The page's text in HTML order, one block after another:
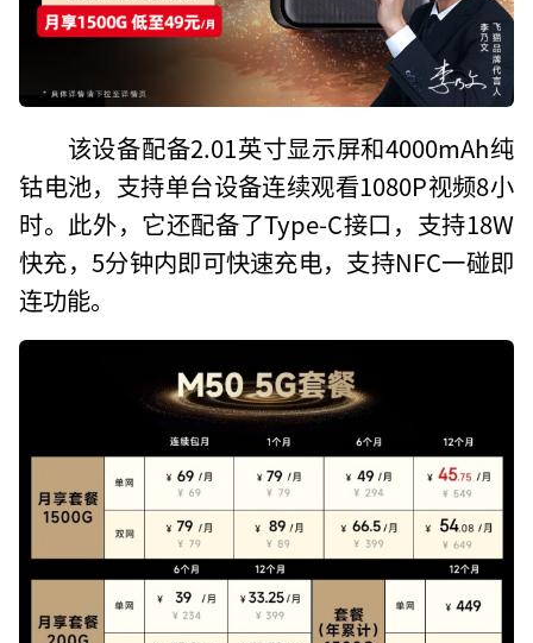
该设备配备2.01英寸显示屏和4000mAh纯
钴电池，支持单台设备连续观看1080P视频8小
时。此外，它还配备了Type-C接口，支持18W
快充，5分钟内即可快速充电，支持NFC一碰即
连功能。